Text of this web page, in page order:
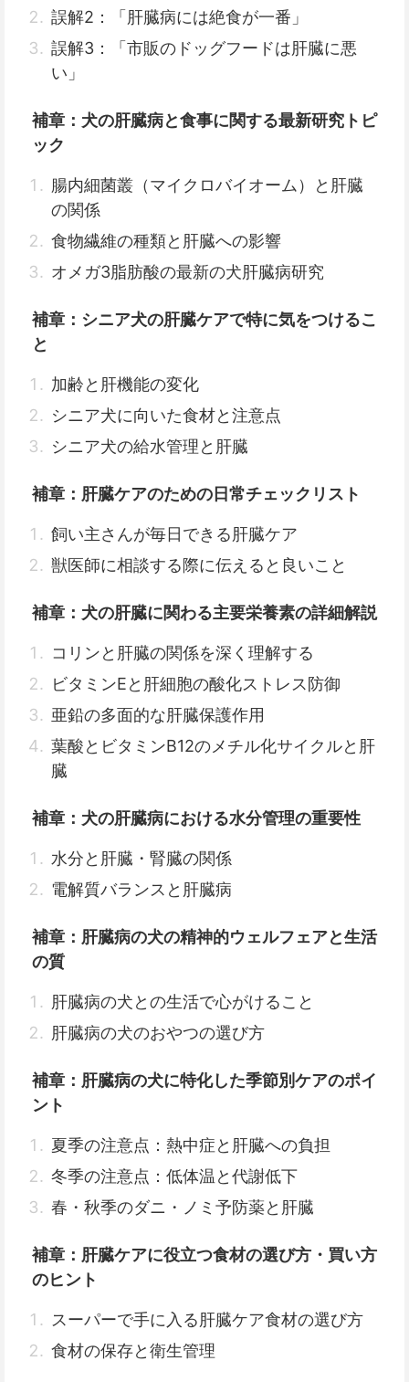
誤解2：「肝臓病には絶食が一番」
誤解3：「市販のドッグフードは肝臓に悪
い」
補章：犬の肝臓病と食事に関する最新研究トピ
ック
腸内細菌叢（マイクロバイオーム）と肝臓
の関係
食物繊維の種類と肝臓への影響
オメガ3脂肪酸の最新の犬肝臓病研究
補章：シニア犬の肝臓ケアで特に気をつけるこ
と
加齢と肝機能の変化
シニア犬に向いた食材と注意点
シニア犬の給水管理と肝臓
補章：肝臓ケアのための日常チェックリスト
飼い主さんが毎日できる肝臓ケア
獣医師に相談する際に伝えると良いこと
補章：犬の肝臓に関わる主要栄養素の詳細解説
コリンと肝臓の関係を深く理解する
ビタミンEと肝細胞の酸化ストレス防御
亜鉛の多面的な肝臓保護作用
葉酸とビタミンB12のメチル化サイクルと肝
臓
補章：犬の肝臓病における水分管理の重要性
水分と肝臓・腎臓の関係
電解質バランスと肝臓病
補章：肝臓病の犬の精神的ウェルフェアと生活
の質
肝臓病の犬との生活で心がけること
肝臓病の犬のおやつの選び方
補章：肝臓病の犬に特化した季節別ケアのポイ
ント
夏季の注意点：熱中症と肝臓への負担
冬季の注意点：低体温と代謝低下
春・秋季のダニ・ノミ予防薬と肝臓
補章：肝臓ケアに役立つ食材の選び方・買い方
のヒント
スーパーで手に入る肝臓ケア食材の選び方
食材の保存と衛生管理